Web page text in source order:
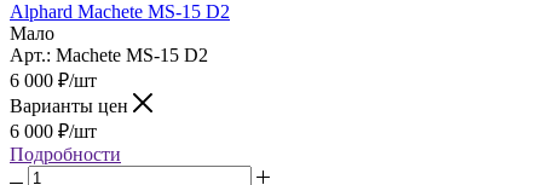
Alphard Machete MS-15 D2
Мало
Арт.: Machete MS-15 D2
6 000 ₽/шт
Варианты цен
6 000 ₽/шт
Подробности